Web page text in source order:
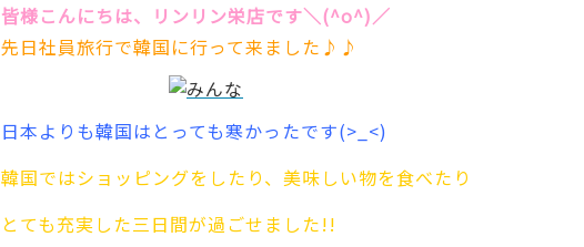
皆様こんにちは、リンリン栄店です＼(^o^)／
先日社員旅行で韓国に行って来ました♪♪
日本よりも韓国はとっても寒かったです(>_<)
韓国ではショッピングをしたり、美味しい物を食べたり
とても充実した三日間が過ごせました!!